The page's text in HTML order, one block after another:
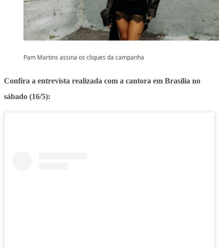
Pam Martins assina os cliques da campanha
Confira a entrevista realizada com a cantora em Brasília no
sábado (16/5):